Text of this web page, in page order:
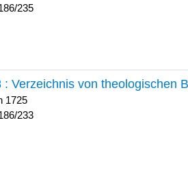
235
233 : Verzeichnis von theologischen
1725
233